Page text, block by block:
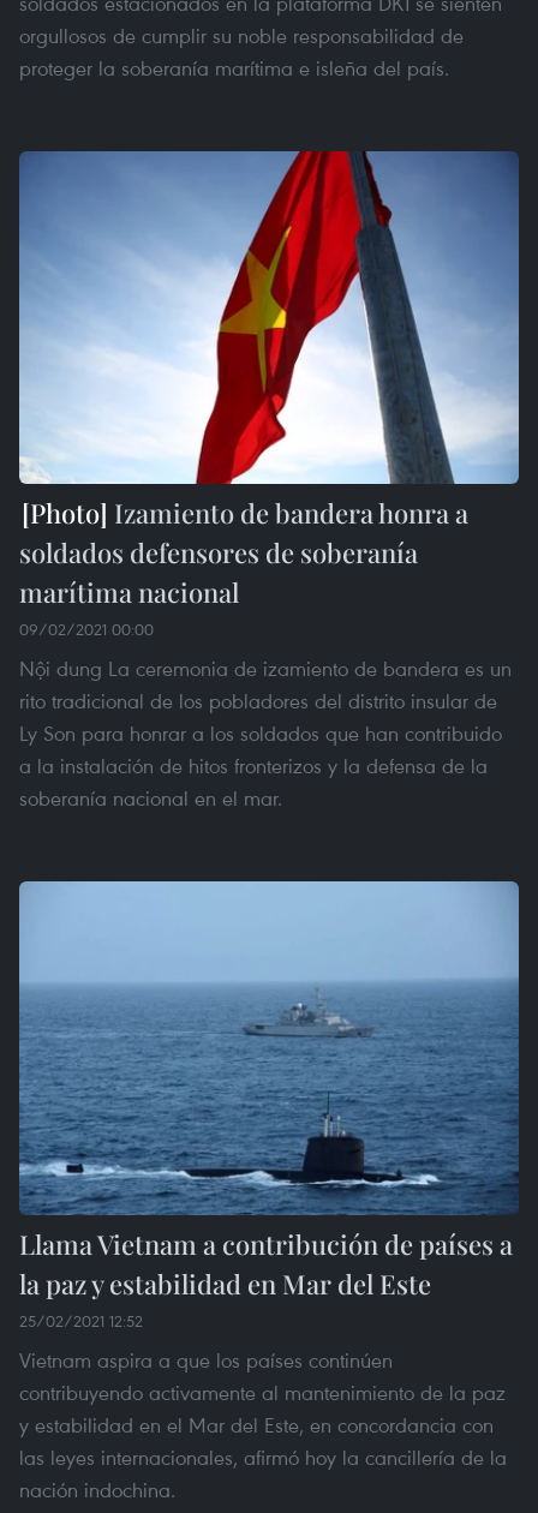
orgullosos de cumplir su noble responsabilidad de
proteger la soberanía marítima e isleña del país.
Izamiento de bandera honra a
soldados defensores de soberanía
marítima nacional
09/02/2021 00:00
Nội dung La ceremonia de izamiento de bandera es un
rito tradicional de los pobladores del distrito insular de
Ly Son para honrar a los soldados que han contribuido
a la instalación de hitos fronterizos y la defensa de la
soberanía nacional en el mar.
Llama Vietnam a contribución de países a
la paz y estabilidad en Mar del Este
25/02/2021 12:52
Vietnam aspira a que los países continúen
contribuyendo activamente al mantenimiento de la paz
y estabilidad en el Mar del Este, en concordancia con
las leyes internacionales, afirmó hoy la cancillería de la
nación indochina.